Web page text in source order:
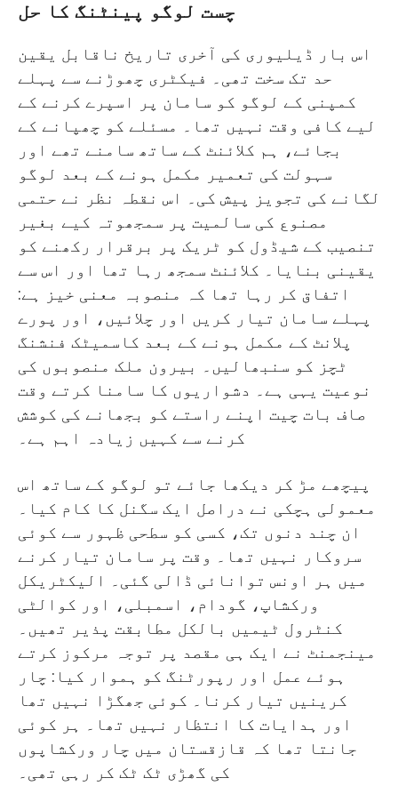
چست لوگو پینٹنگ کا حل
اس بار ڈیلیوری کی آخری تاریخ ناقابل یقین
حد تک سخت تھی۔ فیکٹری چھوڑنے سے پہلے
کمپنی کے لوگو کو سامان پر اسپرے کرنے کے
لیے کافی وقت نہیں تھا۔ مسئلے کو چھپانے کے
بجائے، ہم کلائنٹ کے ساتھ سامنے تھے اور
سہولت کی تعمیر مکمل ہونے کے بعد لوگو
لگانے کی تجویز پیش کی۔ اس نقطہ نظر نے حتمی
مصنوع کی سالمیت پر سمجھوتہ کیے بغیر
تنصیب کے شیڈول کو ٹریک پر برقرار رکھنے کو
یقینی بنایا۔ کلائنٹ سمجھ رہا تھا اور اس سے
اتفاق کر رہا تھا کہ منصوبہ معنی خیز ہے:
پہلے سامان تیار کریں اور چلائیں، اور پورے
پلانٹ کے مکمل ہونے کے بعد کاسمیٹک فنشنگ
ٹچز کو سنبھالیں۔ بیرون ملک منصوبوں کی
نوعیت یہی ہے۔ دشواریوں کا سامنا کرتے وقت
صاف بات چیت اپنے راستے کو بجھانے کی کوشش
کرنے سے کہیں زیادہ اہم ہے۔
پیچھے مڑ کر دیکھا جائے تو لوگو کے ساتھ اس
معمولی ہچکی نے دراصل ایک سگنل کا کام کیا۔
ان چند دنوں تک، کسی کو سطحی ظہور سے کوئی
سروکار نہیں تھا۔ وقت پر سامان تیار کرنے
میں ہر اونس توانائی ڈالی گئی۔ الیکٹریکل
ورکشاپ، گودام، اسمبلی، اور کوالٹی
کنٹرول ٹیمیں بالکل مطابقت پذیر تھیں۔
مینجمنٹ نے ایک ہی مقصد پر توجہ مرکوز کرتے
ہوئے عمل اور رپورٹنگ کو ہموار کیا: چار
کرینیں تیار کرنا۔ کوئی جھگڑا نہیں تھا
اور ہدایات کا انتظار نہیں تھا۔ ہر کوئی
جانتا تھا کہ قازقستان میں چار ورکشاپوں
کی گھڑی ٹک ٹک کر رہی تھی۔